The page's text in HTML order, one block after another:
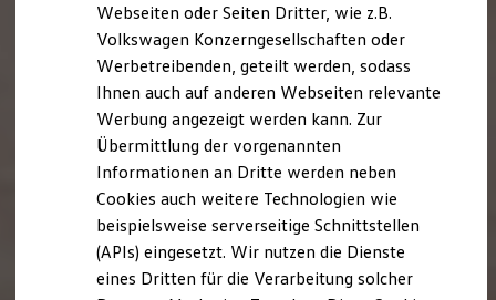
Volkswagen Kollektion
R-Kollektion
GTI Kollektion
Fußball Drop
we drive football
#wedriveproud
Besitzer und Service
myVolkswagen
Software Updates
Service und Ersatzteile
Inspektion und HU/AU
Reparaturen und Checks
Motorenöl und Flüssigkeiten
Räder und Reifen
Webseiten oder Seiten Dritter, wie z.B.
Volkswagen Konzerngesellschaften oder
Werbetreibenden, geteilt werden, sodass
Ihnen auch auf anderen Webseiten relevante
Werbung angezeigt werden kann. Zur
Übermittlung der vorgenannten
Informationen an Dritte werden neben
Cookies auch weitere Technologien wie
beispielsweise serverseitige Schnittstellen
(APIs) eingesetzt. Wir nutzen die Dienste
eines Dritten für die Verarbeitung solcher